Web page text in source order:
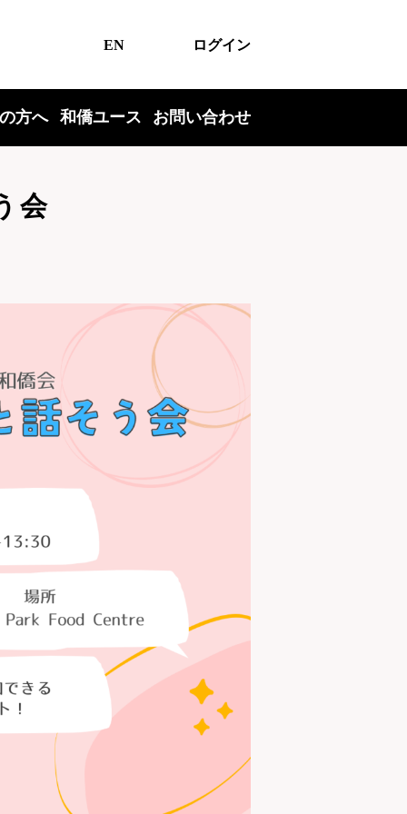
EN ログイン
方へ 和僑ユース お問い合わせ
会